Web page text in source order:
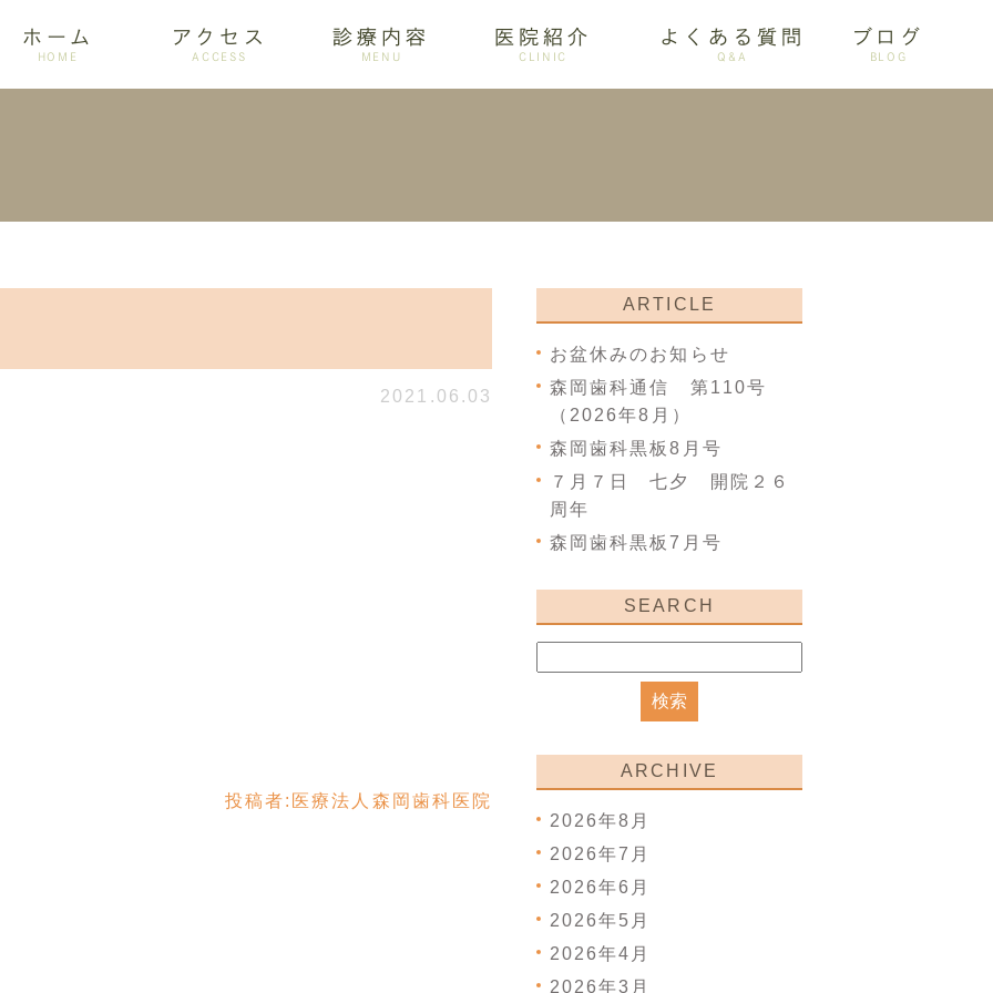
ホーム
HOME
アクセス
ACCESS
診療内容
MENU
訪問歯科 歯周病 ホワイトニング 審美歯科
医院紹介
CLINIC
設備紹介 アクセス
よくある質問
Q&A
ブログ
BLOG
グ
2021.06.03
投稿者: 医療法人森岡歯科医院
ARTICLE
お盆休みのお知らせ
森岡歯科通信 第110号
（2026年8月）
森岡歯科黒板8月号
７月７日 七夕 開院２６
周年
森岡歯科黒板7月号
SEARCH
ARCHIVE
2026年8月
2026年7月
2026年6月
2026年5月
2026年4月
2026年3月